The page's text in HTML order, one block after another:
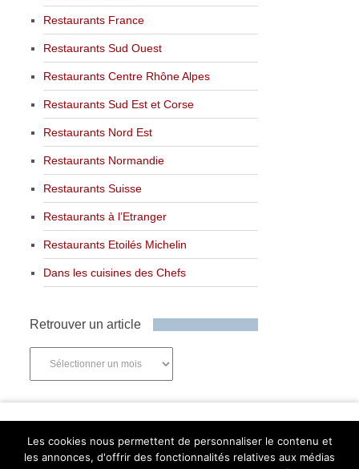
Restaurants France
Restaurants Sud Ouest
Restaurants Centre Rhône Alpes
Restaurants Sud Est et Corse
Restaurants Nord Est
Restaurants Normandie
Restaurants Suisse
Restaurants à l’Etranger
Restaurants Etoilés Michelin
Dans les cuisines des Chefs
Retrouver un article
Les cookies nous permettent de personnaliser le contenu et
les annonces, d'offrir des fonctionnalités relatives aux médias